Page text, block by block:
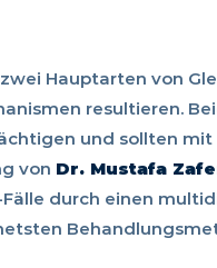
Hauptarten von
resultieren.
und sollten
von Dr. Mustafa
durch einen